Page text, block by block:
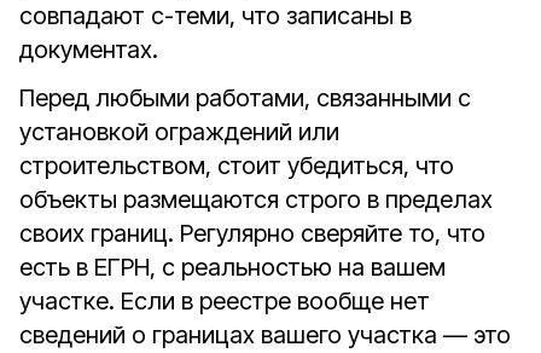
совпадают с-теми, что записаны в
документах.
Перед любыми работами, связанными с
установкой ограждений или
строительством, стоит убедиться, что
объекты размещаются строго в пределах
своих границ. Регулярно сверяйте то, что
есть в ЕГРН, с реальностью на вашем
участке. Если в реестре вообще нет
сведений о границах вашего участка — это